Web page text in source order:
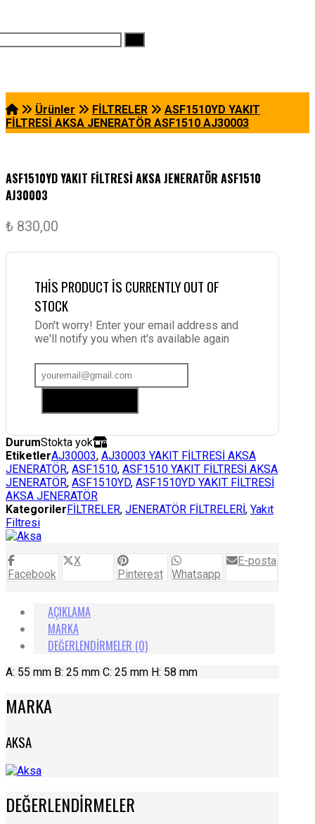
Ürünler FİLTRELER
ASF1510YD YAKIT
FİLTRESİ AKSA JENERATÖR ASF1510 AJ30003
ASF1510YD YAKIT FİLTRESİ AKSA JENERATÖR ASF1510
AJ30003
₺ 830,00
THIS PRODUCT IS CURRENTLY OUT OF
STOCK
Don't worry! Enter your email address and
we'll notify you when it's available again
DurumStokta yok
EtiketlerAJ30003, AJ30003 YAKIT FİLTRESİ AKSA
JENERATÖR, ASF1510, ASF1510 YAKIT FİLTRESİ AKSA
JENERATÖR, ASF1510YD, ASF1510YD YAKIT FİLTRESİ
AKSA JENERATÖR
KategorilerFİLTRELER, JENERATÖR FİLTRELERİ, Yakıt
Filtresi
Facebook
X
Pinterest
Whatsapp
E-posta
AÇIKLAMA
MARKA
DEĞERLENDIRMELER (0)
A: 55 mm B: 25 mm C: 25 mm H: 58 mm
MARKA
AKSA
DEĞERLENDIRMELER